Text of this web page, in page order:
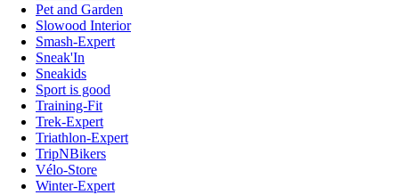
Pet and Garden
Slowood Interior
Smash-Expert
Sneak'In
Sneakids
Sport is good
Training-Fit
Trek-Expert
Triathlon-Expert
TripNBikers
Vélo-Store
Winter-Expert